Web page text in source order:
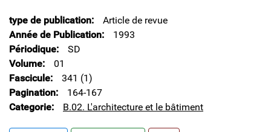
type de publication
Article de revue
Année de Publication
1993
Périodique
SD
Volume
01
Fascicule
341 (1)
Pagination
164-167
Categorie
B.02. L'architecture et le bâtiment